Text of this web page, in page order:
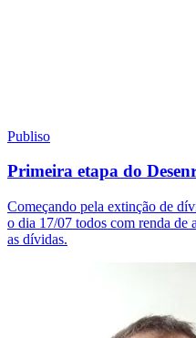
Publiso
Primeira etapa do
Começando pela extinção de
o dia 17/07 todos com renda de
as dívidas.